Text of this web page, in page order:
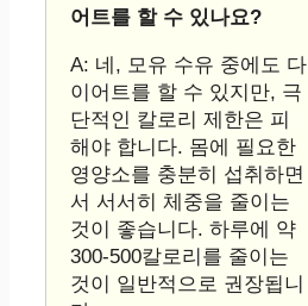
어트를 할 수 있나요?
A: 네, 모유 수유 중에도 다
이어트를 할 수 있지만, 극
단적인 칼로리 제한은 피
해야 합니다. 몸에 필요한
영양소를 충분히 섭취하면
서 서서히 체중을 줄이는
것이 좋습니다. 하루에 약
300-500칼로리를 줄이는
것이 일반적으로 권장됩니